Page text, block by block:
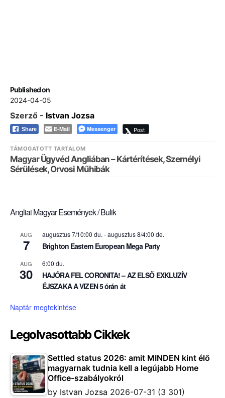
Published on
2024-04-05
Szerző - Istvan Jozsa
Share E-Mail Messenger Post
TÁMOGATOTT TARTALOM
Magyar Ügyvéd Angliában – Kártérítések, Személyi
Sérülések, Orvosi Műhibák
Angliai Magyar Események / Bulik
AUG
7
augusztus 7/10:00 du. -augusztus 8/4:00 de.
Brighton Eastern European Mega Party
AUG
30
6:00 du.
HAJÓRA FEL CORONITA! – AZ ELSŐ EXKLUZÍV
ÉJSZAKA A VIZEN 5 órán át
Naptár megtekintése
Legolvasottabb Cikkek
Settled status 2026: amit MINDEN kint élő
magyarnak tudnia kell a legújabb Home
Office-szabályokról
by Istvan Jozsa 2026-07-31 (3 301)